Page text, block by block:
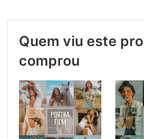
Quem viu este
comprou